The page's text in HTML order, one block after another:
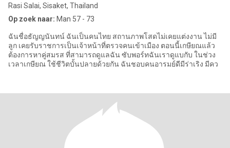
Rasi Salai, Sisaket, Thailand
Op zoek naar: Man 57 - 73
ฉันชื่อธัญญนันทน์ ฉันเป็นคนไทย สถานภาพโสดไม่เคยแต่งงาน ไม่มี
ลูก เคยรับราชการเป็นเจ้าหน้าที่ตรวจคนเข้าเมือง ตอนนี้เกษียณแล้ว
ต้องการหาคู่สมรส ที่สามารถดูแลฉัน ซับพอร์ทฉันเราดูแบกับ ในช่วง
เวลาเกษียณ ใช้ชีวิตบั้นปลายด้วยกัน ฉันชอบคนอารมย์ดีมีร่าเริง มีคว